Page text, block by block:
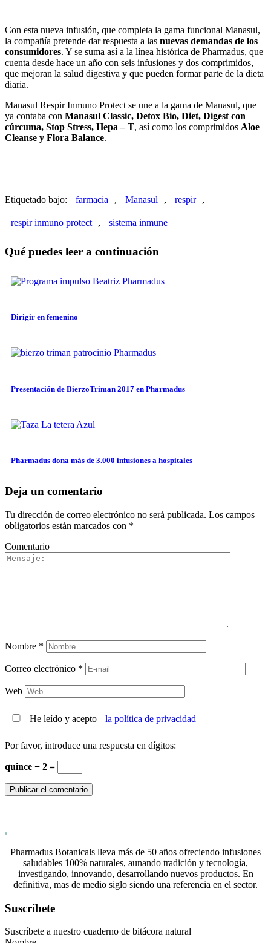
Con esta nueva infusión, que completa la gama funcional Manasul,
la compañía pretende dar respuesta a las nuevas demandas de los
consumidores. Y se suma así a la línea histórica de Pharmadus, que
cuenta desde hace un año con seis infusiones y dos comprimidos,
que mejoran la salud digestiva y que pueden formar parte de la dieta
diaria.
Manasul Respir Inmuno Protect se une a la gama de Manasul, que
ya contaba con Manasul Classic, Detox Bio, Diet, Digest con
cúrcuma, Stop Stress, Hepa – T, así como los comprimidos Aloe
Cleanse y Flora Balance.
Etiquetado bajo: farmacia , Manasul , respir ,
respir inmuno protect , sistema inmune
Qué puedes leer a continuación
Dirigir en femenino
Presentación de BierzoTriman 2017 en Pharmadus
Pharmadus dona más de 3.000 infusiones a hospitales
Deja un comentario
Tu dirección de correo electrónico no será publicada. Los campos
obligatorios están marcados con *
Comentario
Nombre *
Correo electrónico *
Web
He leído y acepto la política de privacidad
Por favor, introduce una respuesta en dígitos:
quince − 2 =
Pharmadus Botanicals lleva más de 50 años ofreciendo infusiones
saludables 100% naturales, aunando tradición y tecnología,
investigando, innovando, desarrollando nuevos productos. En
definitiva, mas de medio siglo siendo una referencia en el sector.
Suscríbete
Suscríbete a nuestro cuaderno de bitácora natural